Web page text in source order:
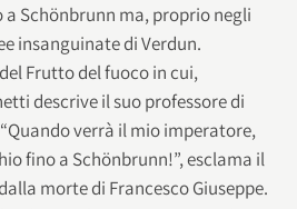
Schönbrunn ma, proprio negli
insanguinate di Verdun.
Frutto del fuoco in cui,
descrive il suo professore di
verrà il mio imperatore,
fino a Schönbrunn!”, esclama il
morte di Francesco Giuseppe.